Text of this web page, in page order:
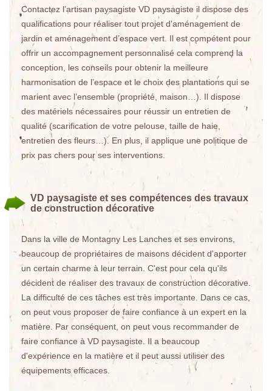
Contactez l’artisan paysagiste VD paysagiste il dispose des
qualifications pour réaliser tout projet d’aménagement de
jardin et aménagement d’espace vert. Il est compétent pour
offrir un accompagnement personnalisé cela comprend la
conception, les conseils pour obtenir la meilleure
harmonisation de l’espace et le choix des plantations qui se
marient avec l’ensemble (propriété, maison…). Il dispose
des matériels nécessaires pour réussir un entretien de
qualité (scarification de votre pelouse, taille de haie,
entretien des fleurs…). En plus, il applique une politique de
prix pas chers pour ses interventions.
VD paysagiste et ses compétences des travaux
de construction décorative
Dans la ville de Montagny Les Lanches et ses environs,
beaucoup de propriétaires de maisons décident d'apporter
un certain charme à leur terrain. C'est pour cela qu'ils
décident de réaliser des travaux de construction décorative.
La difficulté de ces tâches est très importante. Dans ce cas,
on peut vous proposer de faire confiance à un expert en la
matière. Par conséquent, on peut vous recommander de
faire confiance à VD paysagiste. Il a beaucoup
d'expérience en la matière et il peut aussi utiliser des
équipements efficaces.